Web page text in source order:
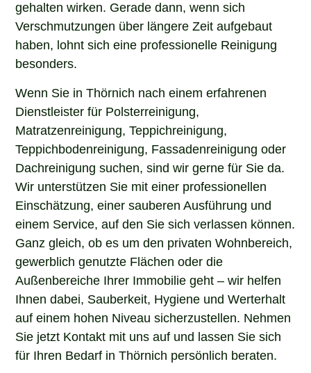
gehalten wirken. Gerade dann, wenn sich
Verschmutzungen über längere Zeit aufgebaut
haben, lohnt sich eine professionelle Reinigung
besonders.
Wenn Sie in Thörnich nach einem erfahrenen
Dienstleister für Polsterreinigung,
Matratzenreinigung, Teppichreinigung,
Teppichbodenreinigung, Fassadenreinigung oder
Dachreinigung suchen, sind wir gerne für Sie da.
Wir unterstützen Sie mit einer professionellen
Einschätzung, einer sauberen Ausführung und
einem Service, auf den Sie sich verlassen können.
Ganz gleich, ob es um den privaten Wohnbereich,
gewerblich genutzte Flächen oder die
Außenbereiche Ihrer Immobilie geht – wir helfen
Ihnen dabei, Sauberkeit, Hygiene und Werterhalt
auf einem hohen Niveau sicherzustellen. Nehmen
Sie jetzt Kontakt mit uns auf und lassen Sie sich
für Ihren Bedarf in Thörnich persönlich beraten.